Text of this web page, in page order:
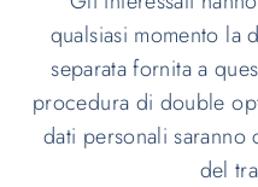
qualsiasi momento la
separata fornita a
procedura di double
dati personali saranno
del